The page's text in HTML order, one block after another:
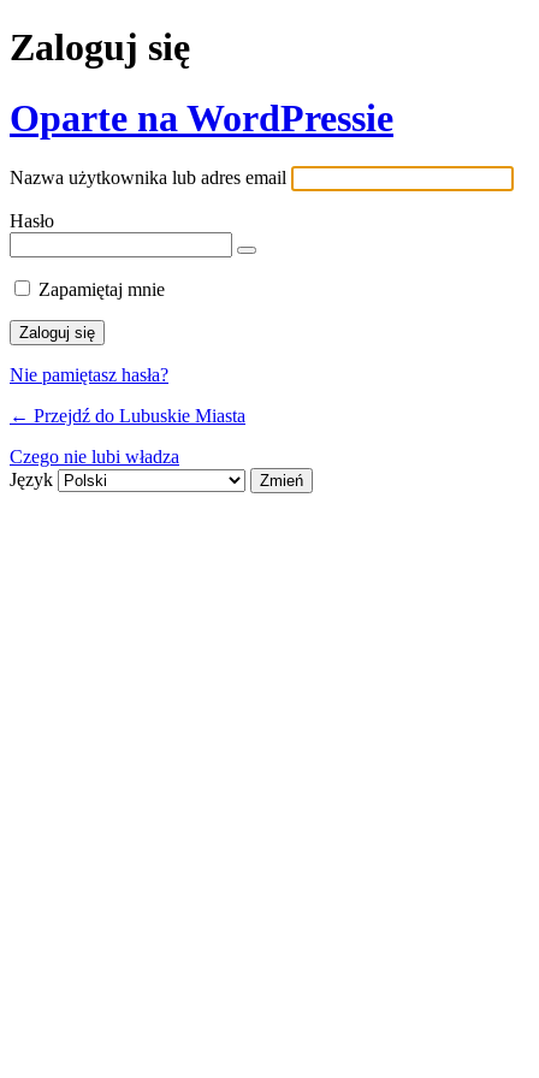
Zaloguj się
Oparte na WordPressie
Nazwa użytkownika lub adres email
Hasło
Zapamiętaj mnie
Nie pamiętasz hasła?
← Przejdź do Lubuskie Miasta
Czego nie lubi władza
Język